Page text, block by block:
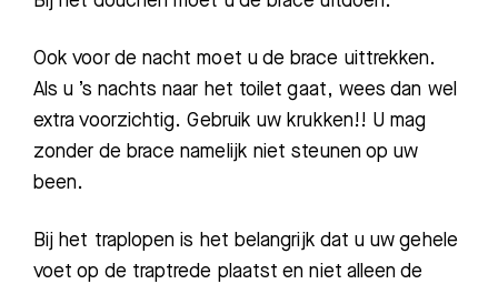
Ook voor de nacht moet u de brace uittrekken.
Als u ’s nachts naar het toilet gaat, wees dan wel
extra voorzichtig. Gebruik uw krukken!! U mag
zonder de brace namelijk niet steunen op uw
been.
Bij het traplopen is het belangrijk dat u uw gehele
voet op de traptrede plaatst en niet alleen de